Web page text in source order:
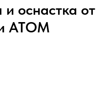
оснастка от
АТОМ